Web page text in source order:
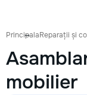
PrincipalaReparații și
mobilier